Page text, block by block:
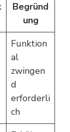
Begründ
ung
Funktion
al
zwingen
d
erforderli
ch